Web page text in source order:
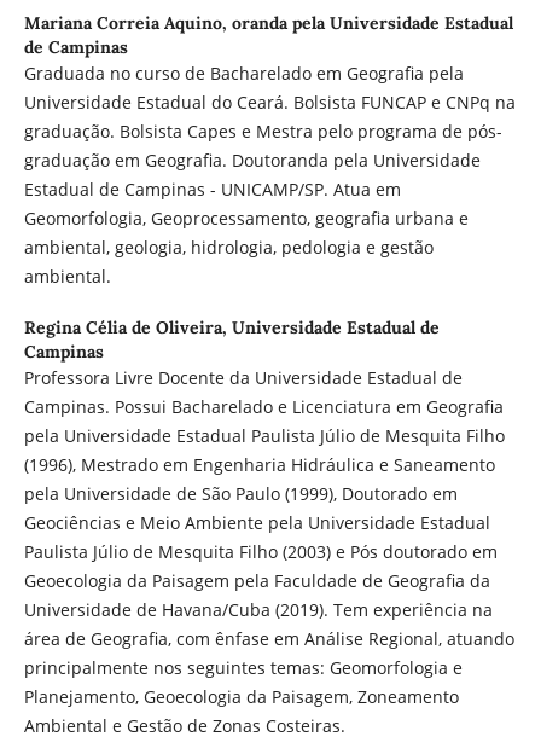
Mariana Correia Aquino, oranda pela Universidade Estadual
de Campinas
Graduada no curso de Bacharelado em Geografia pela
Universidade Estadual do Ceará. Bolsista FUNCAP e CNPq na
graduação. Bolsista Capes e Mestra pelo programa de pós-
graduação em Geografia. Doutoranda pela Universidade
Estadual de Campinas - UNICAMP/SP. Atua em
Geomorfologia, Geoprocessamento, geografia urbana e
ambiental, geologia, hidrologia, pedologia e gestão
ambiental.
Regina Célia de Oliveira, Universidade Estadual de
Campinas
Professora Livre Docente da Universidade Estadual de
Campinas. Possui Bacharelado e Licenciatura em Geografia
pela Universidade Estadual Paulista Júlio de Mesquita Filho
(1996), Mestrado em Engenharia Hidráulica e Saneamento
pela Universidade de São Paulo (1999), Doutorado em
Geociências e Meio Ambiente pela Universidade Estadual
Paulista Júlio de Mesquita Filho (2003) e Pós doutorado em
Geoecologia da Paisagem pela Faculdade de Geografia da
Universidade de Havana/Cuba (2019). Tem experiência na
área de Geografia, com ênfase em Análise Regional, atuando
principalmente nos seguintes temas: Geomorfologia e
Planejamento, Geoecologia da Paisagem, Zoneamento
Ambiental e Gestão de Zonas Costeiras.